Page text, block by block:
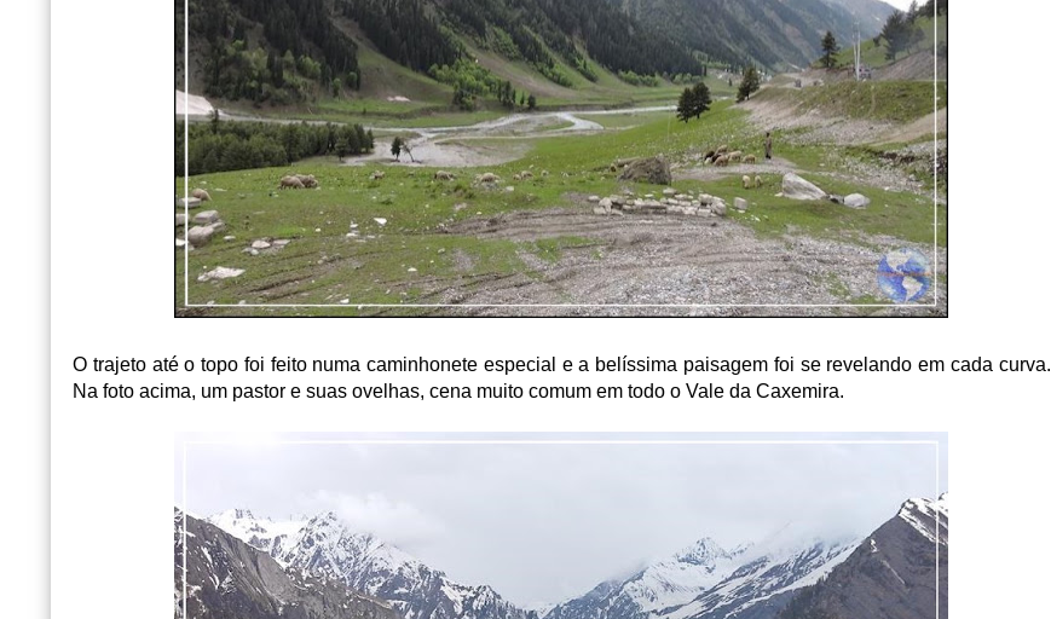
O trajeto até o topo foi feito numa caminhonete especial e a belíssima paisagem foi se revelando em cada curva.
Na foto acima, um pastor e suas ovelhas, cena muito comum em todo o Vale da Caxemira.